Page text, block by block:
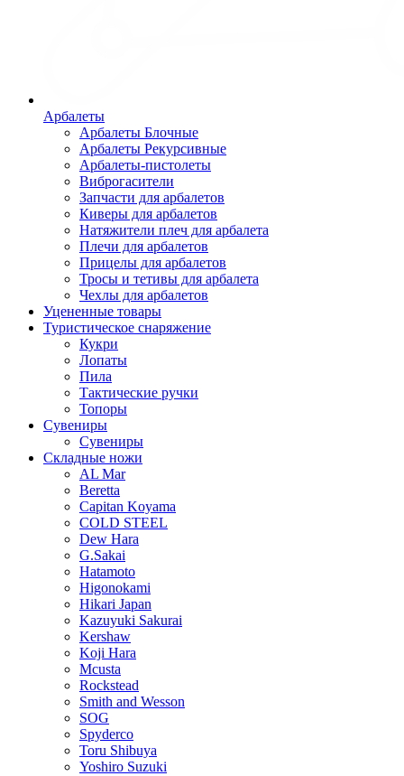
Арбалеты
Арбалеты Блочные
Арбалеты Рекурсивные
Арбалеты-пистолеты
Виброгасители
Запчасти для арбалетов
Киверы для арбалетов
Натяжители плеч для арбалета
Плечи для арбалетов
Прицелы для арбалетов
Тросы и тетивы для арбалета
Чехлы для арбалетов
Уцененные товары
Туристическое снаряжение
Кукри
Лопаты
Пила
Тактические ручки
Топоры
Сувениры
Сувениры
Складные ножи
AL Mar
Beretta
Capitan Koyama
COLD STEEL
Dew Hara
G.Sakai
Hatamoto
Higonokami
Hikari Japan
Kazuyuki Sakurai
Kershaw
Koji Hara
Mcusta
Rockstead
Smith and Wesson
SOG
Spyderco
Toru Shibuya
Yoshiro Suzuki